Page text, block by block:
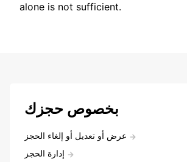
alone is not sufficient.
بخصوص حجزك
عرض أو تعديل أو إلغاء الحجز
إدارة الحجز